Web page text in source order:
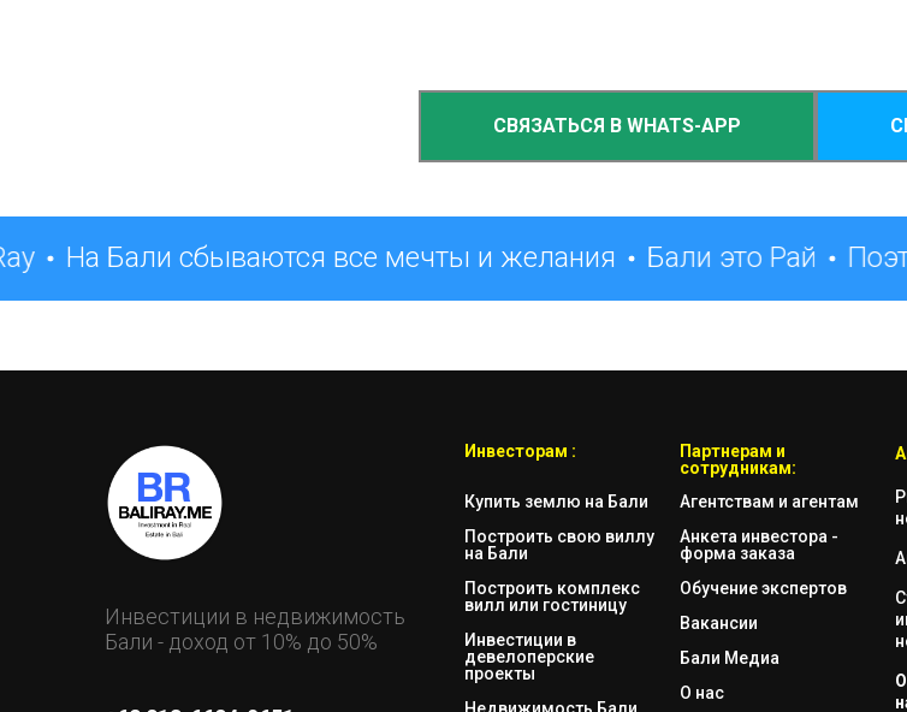
СВЯЗАТЬСЯ В WHATS-APP
На Бали сбываются все мечты и желания Бали это Рай
Инвестиции в недвижимость
Бали - доход от 10% до 50%
Инвесторам :
Купить землю на Бали
Построить свою виллу
на Бали
Построить комплекс
вилл или гостиницу
Инвестиции в
девелоперские
проекты
Партнерам и
сотрудникам:
Агентствам и агентам
Анкета инвестора -
форма заказа
Обучение экспертов
Вакансии
Бали Медиа
О нас